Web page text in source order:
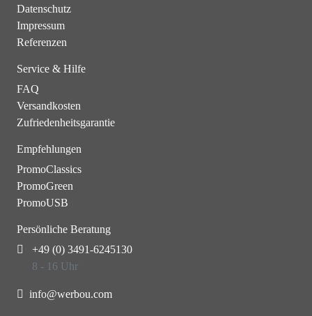
Datenschutz
Impressum
Referenzen
Service & Hilfe
FAQ
Versandkosten
Zufriedenheitsgarantie
Empfehlungen
PromoClassics
PromoGreen
PromoUSB
Persönliche Beratung
+49 (0) 3491-6245130
8 - 16 Uhr
info@werbou.com